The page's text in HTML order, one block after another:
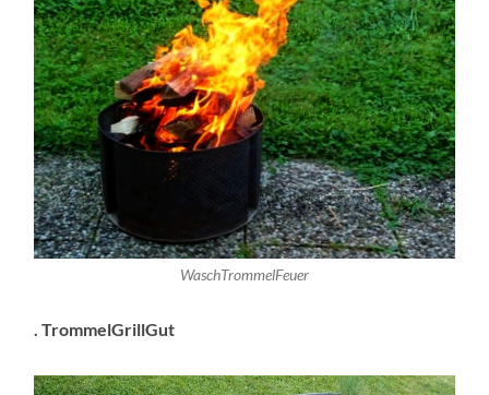
WaschTrommelFeuer
. TrommelGrillGut